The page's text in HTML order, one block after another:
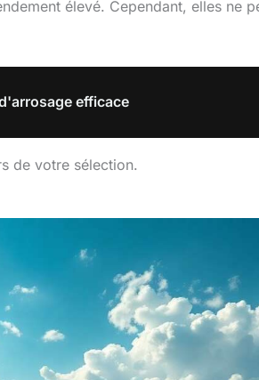
élevé. Cependant, elles ne
efficace
de votre sélection.